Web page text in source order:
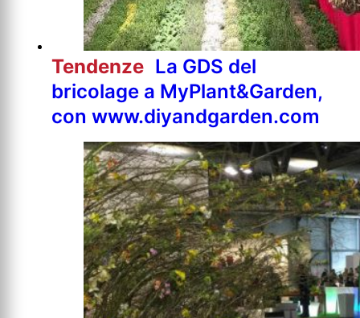
Tendenze La GDS del
bricolage a MyPlant&Garden,
con www.diyandgarden.com